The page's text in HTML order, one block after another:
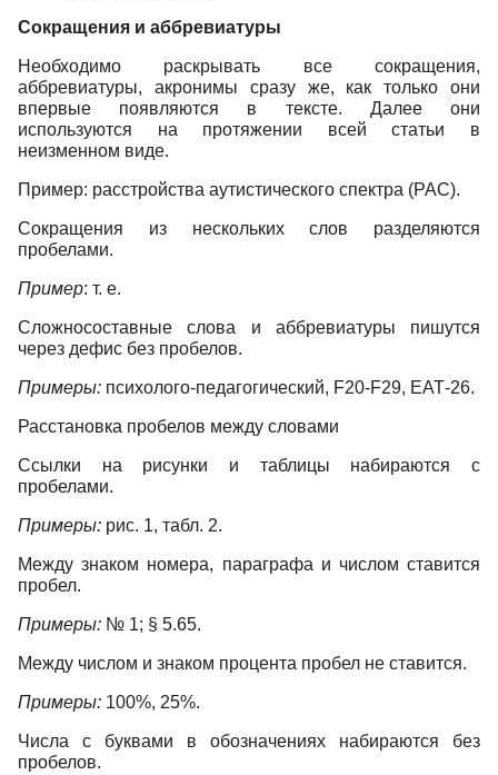
Сокращения и аббревиатуры
Необходимо раскрывать все сокращения,
аббревиатуры, акронимы сразу же, как только они
впервые появляются в тексте. Далее они
используются на протяжении всей статьи в
неизменном виде.
Пример: расстройства аутистического спектра (РАС).
Сокращения из нескольких слов разделяются
пробелами.
Пример: т. е.
Сложносоставные слова и аббревиатуры пишутся
через дефис без пробелов.
Примеры: психолого-педагогический, F20-F29, ЕАТ-26.
Расстановка пробелов между словами
Ссылки на рисунки и таблицы набираются с
пробелами.
Примеры: рис. 1, табл. 2.
Между знаком номера, параграфа и числом ставится
пробел.
Примеры: № 1; § 5.65.
Между числом и знаком процента пробел не ставится.
Примеры: 100%, 25%.
Числа с буквами в обозначениях набираются без
пробелов.